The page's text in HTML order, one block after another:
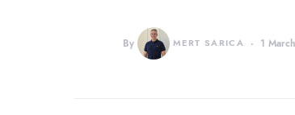
By MERT SARICA 1